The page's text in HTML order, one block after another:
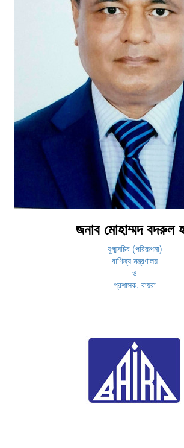
জনাব মোহাম্মদ বদরুল
যুগ্মসচিব (পরিকল্পনা)
বাণিজ্য মন্ত্রণালয়
ও
প্রশাসক, বায়রা